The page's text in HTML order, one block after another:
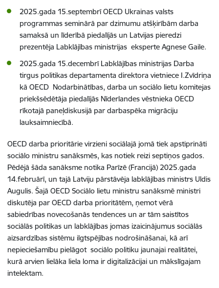
2025.gada 15.septembrī OECD Ukrainas valsts
programmas seminārā par dzimumu atšķirībām darba
samaksā un līderībā piedalījās un Latvijas pieredzi
prezentēja Labklājības ministrijas eksperte Agnese Gaile.
2025.gada 15.decembrī Labklājības ministrijas Darba
tirgus politikas departamenta direktora vietniece I.Zvīdriņa
kā OECD Nodarbinātības, darba un sociālo lietu komitejas
priekšsēdētāja piedalījās Nīderlandes vēstnieka OECD
rīkotajā paneļdiskusijā par darbaspēka migrāciju
lauksaimniecībā.
OECD darba prioritārie virzieni sociālajā jomā tiek apstiprināti
sociālo ministru sanāksmēs, kas notiek reizi septiņos gados.
Pēdējā šāda sanāksme notika Parīzē (Francijā) 2025.gada
14.februārī, un tajā Latviju pārstāvēja labklājības ministrs Uldis
Augulis. Šajā OECD Sociālo lietu ministru sanāksmē ministri
diskutēja par OECD darba prioritātēm, ņemot vērā
sabiedrības novecošanās tendences un ar tām saistītos
sociālās politikas un labklājības jomas izaicinājumus sociālās
aizsardzības sistēmu ilgtspējības nodrošināšanai, kā arī
nepieciešamību pielāgot sociālo politiku jaunajai realitātei,
kurā arvien lielāka liela loma ir digitalizācijai un mākslīgajam
intelektam.